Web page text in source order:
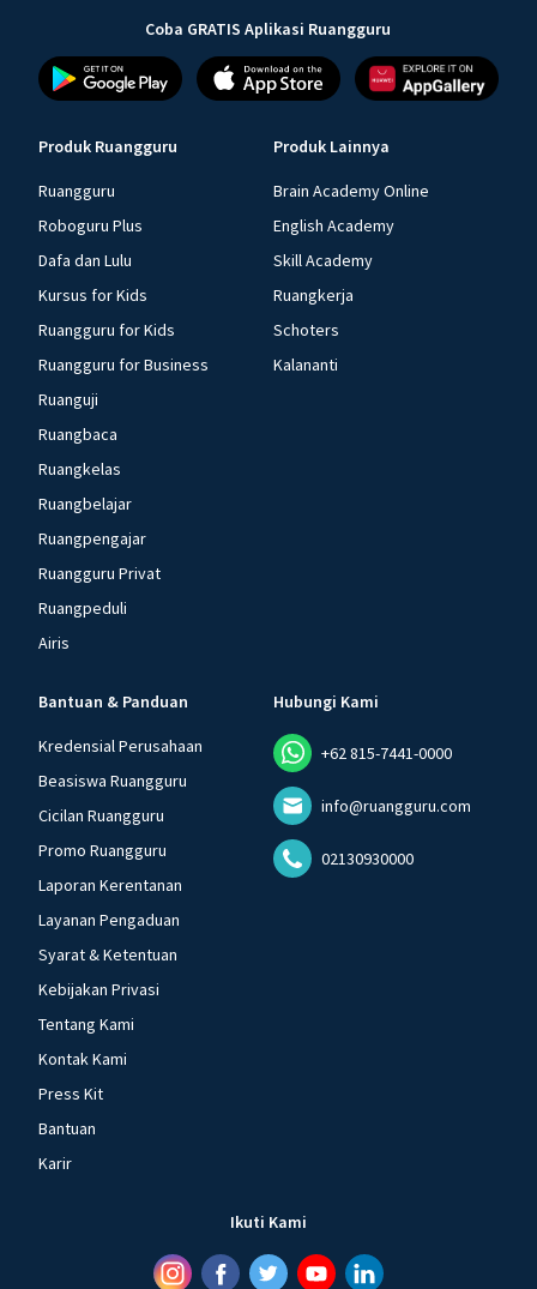
Coba GRATIS Aplikasi Ruangguru
Produk Ruangguru
Ruangguru
Roboguru Plus
Dafa dan Lulu
Kursus for Kids
Ruangguru for Kids
Ruangguru for Business
Ruanguji
Ruangbaca
Ruangkelas
Ruangbelajar
Ruangpengajar
Ruangguru Privat
Ruangpeduli
Airis
Produk Lainnya
Brain Academy Online
English Academy
Skill Academy
Ruangkerja
Schoters
Kalananti
Bantuan & Panduan
Kredensial Perusahaan
Beasiswa Ruangguru
Cicilan Ruangguru
Promo Ruangguru
Laporan Kerentanan
Layanan Pengaduan
Syarat & Ketentuan
Kebijakan Privasi
Tentang Kami
Kontak Kami
Press Kit
Bantuan
Karir
Hubungi Kami
+62 815-7441-0000
info@ruangguru.com
02130930000
Ikuti Kami